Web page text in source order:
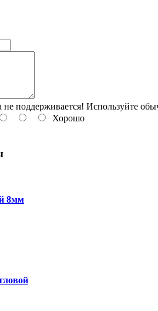
не поддерживается! Используйте
Хорошо
8мм